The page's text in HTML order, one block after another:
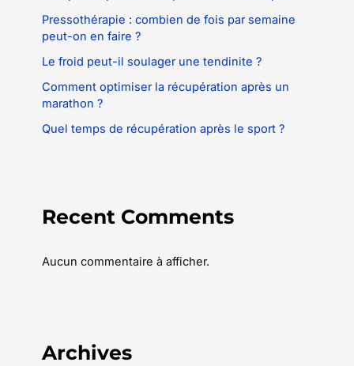
Pressothérapie : combien de fois par semaine
peut-on en faire ?
Le froid peut-il soulager une tendinite ?
Comment optimiser la récupération après un
marathon ?
Quel temps de récupération après le sport ?
Recent Comments
Aucun commentaire à afficher.
Archives